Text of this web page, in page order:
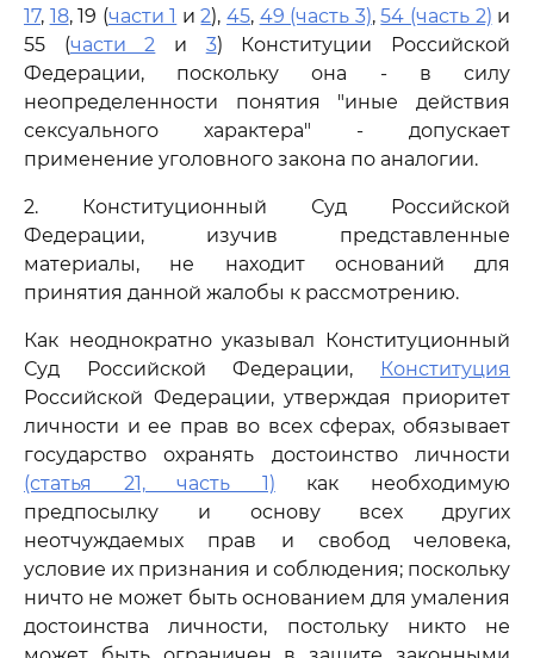
17, 18, 19 (части 1 и2),45, 49 (часть 3),54 (часть 2) и
55 (части 2 и 3) Конституции Российской
Федерации, поскольку она - в силу
неопределенности понятия "иные действия
сексуального характера" - допускает
применение уголовного закона по аналогии.
2. Конституционный Суд Российской
Федерации, изучив представленные
материалы, не находит оснований для
принятия данной жалобы к рассмотрению.
Как неоднократно указывал Конституционный
Суд Российской Федерации,
Конституция
Российской Федерации, утверждая приоритет
личности и ее прав во всех сферах, обязывает
государство охранять достоинство личности
(статья 21, часть 1) как необходимую
предпосылку и основу всех других
неотчуждаемых прав и свобод человека,
условие их признания и соблюдения; поскольку
ничто не может быть основанием для умаления
достоинства личности, постольку никто не